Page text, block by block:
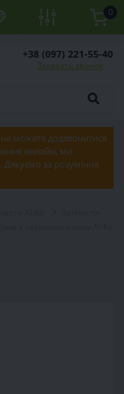
0
+38 (097) 221-55-40
Заказать звонок
можете додзвонитися
онлайн, ми
за розуміння